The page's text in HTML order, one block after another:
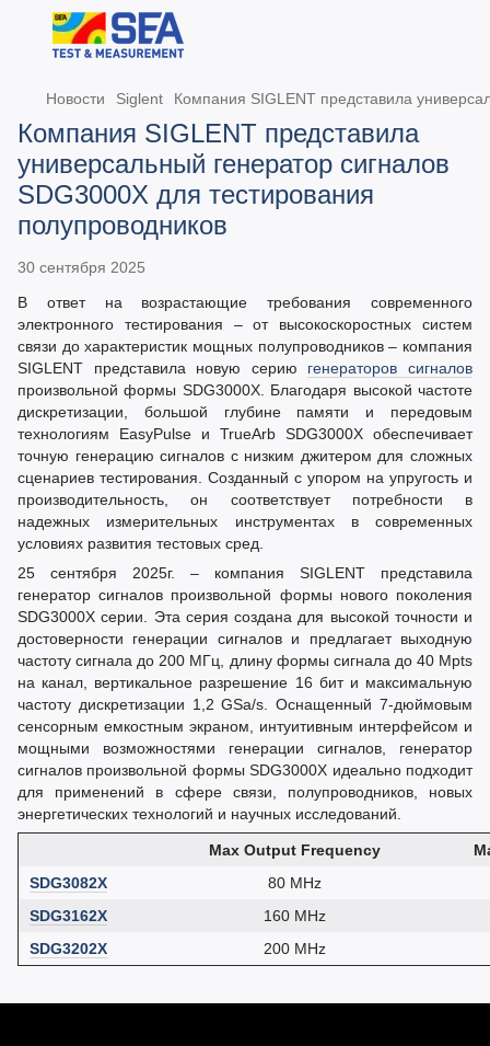
Новости Siglent Компания SIGLENT представила
Компания SIGLENT представила
универсальный генератор сигналов
SDG3000X для тестирования
полупроводников
30 сентября 2025
В ответ на возрастающие требования современного
электронного тестирования – от высокоскоростных систем
связи до характеристик мощных полупроводников – компания
SIGLENT представила новую серию генераторов сигналов
произвольной формы SDG3000X. Благодаря высокой частоте
дискретизации, большой глубине памяти и передовым
технологиям EasyPulse и TrueArb SDG3000X обеспечивает
точную генерацию сигналов с низким джитером для сложных
сценариев тестирования. Созданный с упором на упругость и
производительность, он соответствует потребности в
надежных измерительных инструментах в современных
условиях развития тестовых сред.
25 сентября 2025г. – компания SIGLENT представила
генератор сигналов произвольной формы нового поколения
SDG3000X серии. Эта серия создана для высокой точности и
достоверности генерации сигналов и предлагает выходную
частоту сигнала до 200 МГц, длину формы сигнала до 40 Mpts
на канал, вертикальное разрешение 16 бит и максимальную
частоту дискретизации 1,2 GSa/s. Оснащенный 7-дюймовым
сенсорным емкостным экраном, интуитивным интерфейсом и
мощными возможностями генерации сигналов, генератор
сигналов произвольной формы SDG3000X идеально подходит
для применений в сфере связи, полупроводников, новых
энергетических технологий и научных исследований.
Max Output Frequency
SDG3082X
80 MHz
SDG3162X
160 MHz
SDG3202X
200 MHz